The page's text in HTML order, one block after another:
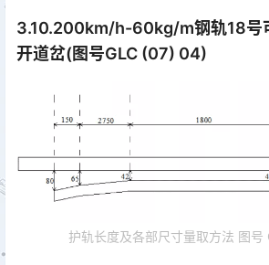
3.10.200km/h-60kg/m钢轨18号
开道岔(图号GLC (07) 04)
护轨长度及各部尺寸量取方法 图